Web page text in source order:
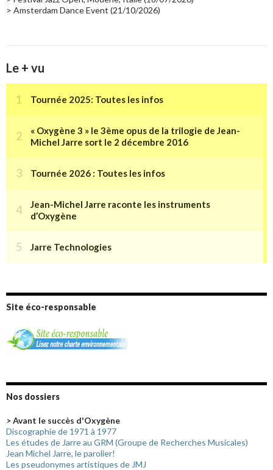
> Amsterdam Dance Event (21/10/2026)
Le + vu
Site éco-responsable
Nos dossiers
> Avant le succès d'Oxygène
Discographie de 1971 à 1977
Les études de Jarre au GRM (Groupe de Recherches Musicales)
Jean Michel Jarre, le parolier!
Les pseudonymes artistiques de JMJ